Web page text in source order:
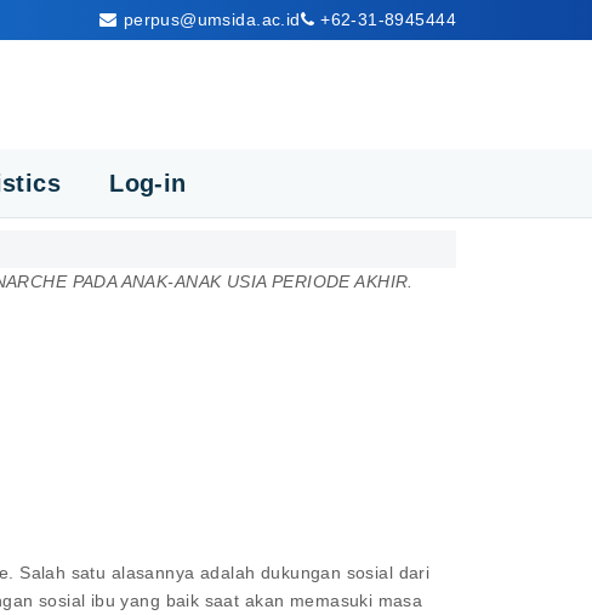
perpus@umsida.ac.id +62-31-8945444
Log-in
PADA ANAK-ANAK USIA PERIODE AKHIR.
Salah satu alasannya adalah dukungan sosial dari
sosial ibu yang baik saat akan memasuki masa